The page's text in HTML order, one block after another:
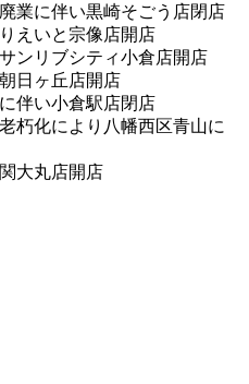
業に伴い黒崎そごう店閉店
えいと宗像店開店
ンリブシティ小倉店開店
日ヶ丘店開店
伴い小倉駅店閉店
朽化により八幡西区青山に
大丸店開店